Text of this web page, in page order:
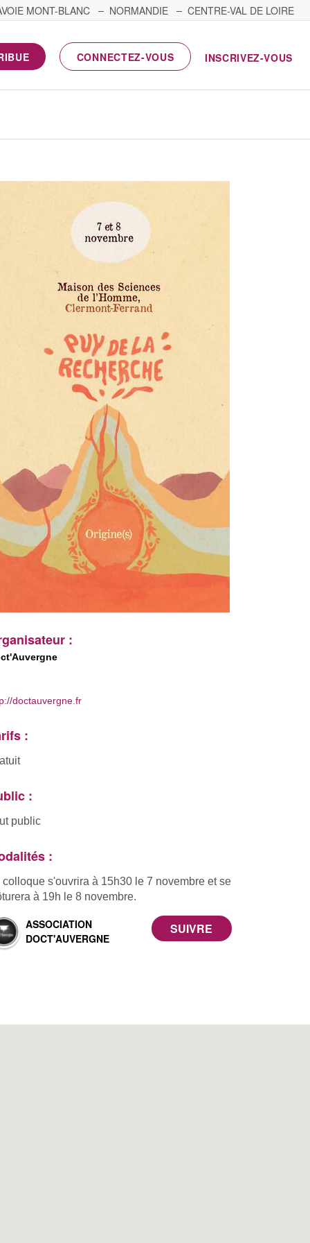
MONT-BLANC NORMANDIE
CENTRE-VAL DE LOIRE
CONNECTEZ-VOUS INSCRIVEZ-VOUS
:
doctauvergne.fr
:
:
public
:
colloque s'ouvrira à 15h30 le 7 novembre et se
à 19h le 8 novembre.
ASSOCIATION
DOCT'AUVERGNE